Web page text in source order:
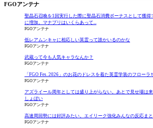
FGOアンテナ
聖晶石召喚を1回実行した際に聖晶石消費ボーナスとして獲得
に増加。マナプリはいくらあって...
FGOアンテナ
低レアムンキャに相応しい英霊って誰かいるのかな
FGOアンテナ
武蔵って今も人気キャラなんか？
FGOアンテナ
「FGO Fes. 2026」のお花のドレスを着た英霊学装のフロー
FGOアンテナ
アズライール周年としては盛り上がらない。あとで見せ場は
しょぼい
FGOアンテナ
高速周回勢には好評みたい。エイリーク強化みんなの反応ま
FGOアンテナ